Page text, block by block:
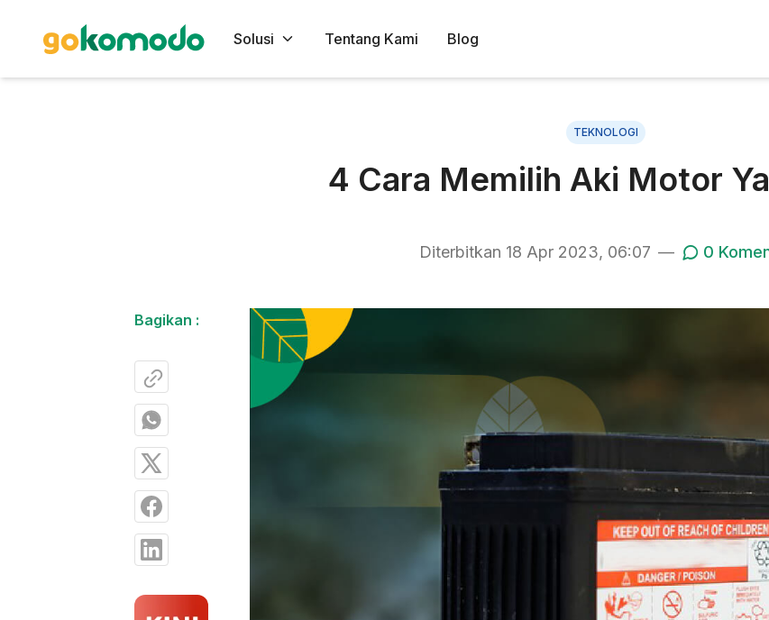
Solusi Tentang Kami Blog
TEKNOLOGI
4 Cara Memilih Aki Motor
Diterbitkan 18 Apr 2023, 06:07 — 0
Bagikan :